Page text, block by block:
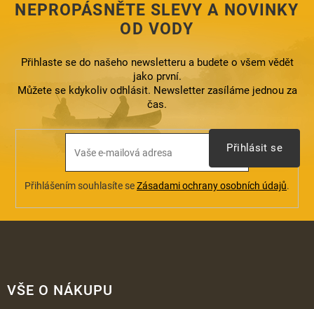
v
k
y
ý
p
i
s
u
NEPROPÁSNĚTE SLEVY A NOVINKY
OD VODY
Přihlaste se do našeho newsletteru a budete o všem vědět
jako první.
Můžete se kdykoliv odhlásit. Newsletter zasíláme jednou za
čas.
Přihlášením souhlasíte seZásadami ochrany osobních údajů.
Přihlásit se
VŠE O NÁKUPU